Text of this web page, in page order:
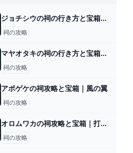
ジョチシウの祠の行き方と宝箱｜ラウルの祝福
祠の攻略
マヤオタキの祠の行き方と宝箱｜ラウルの祝福
祠の攻略
アポゲケの祠攻略と宝箱｜風の翼
祠の攻略
オロムワカの祠攻略と宝箱｜打ち上げるもの
祠の攻略